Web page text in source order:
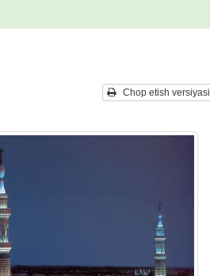
Chop etish versiyasi